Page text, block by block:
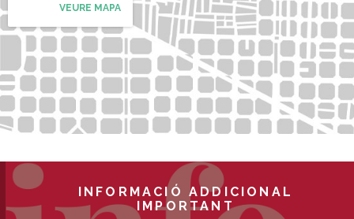
VEURE MAPA
INFORMACIÓ ADDICIONAL
IMPORTANT